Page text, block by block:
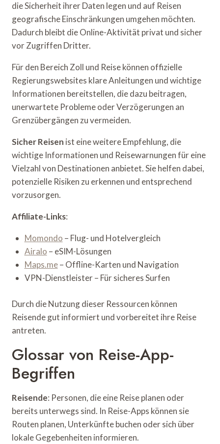
die Sicherheit ihrer Daten legen und auf Reisen
geografische Einschränkungen umgehen möchten.
Dadurch bleibt die Online-Aktivität privat und sicher
vor Zugriffen Dritter.
Für den Bereich Zoll und Reise können offizielle
Regierungswebsites klare Anleitungen und wichtige
Informationen bereitstellen, die dazu beitragen,
unerwartete Probleme oder Verzögerungen an
Grenzübergängen zu vermeiden.
Sicher Reisen ist eine weitere Empfehlung, die
wichtige Informationen und Reisewarnungen für eine
Vielzahl von Destinationen anbietet. Sie helfen dabei,
potenzielle Risiken zu erkennen und entsprechend
vorzusorgen.
Affiliate-Links:
Momondo – Flug- und Hotelvergleich
Airalo – eSIM-Lösungen
Maps.me– Offline-Karten und Navigation
VPN-Dienstleister – Für sicheres Surfen
Durch die Nutzung dieser Ressourcen können
Reisende gut informiert und vorbereitet ihre Reise
antreten.
Glossar von Reise-App-
Begriffen
Reisende: Personen, die eine Reise planen oder
bereits unterwegs sind. In Reise-Apps können sie
Routen planen, Unterkünfte buchen oder sich über
lokale Gegebenheiten informieren.